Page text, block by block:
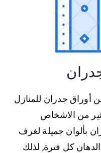
أوراق جدران للمنازل
من الاشخاص
بألوان جميلة لغرف
كل فترة, لذلك